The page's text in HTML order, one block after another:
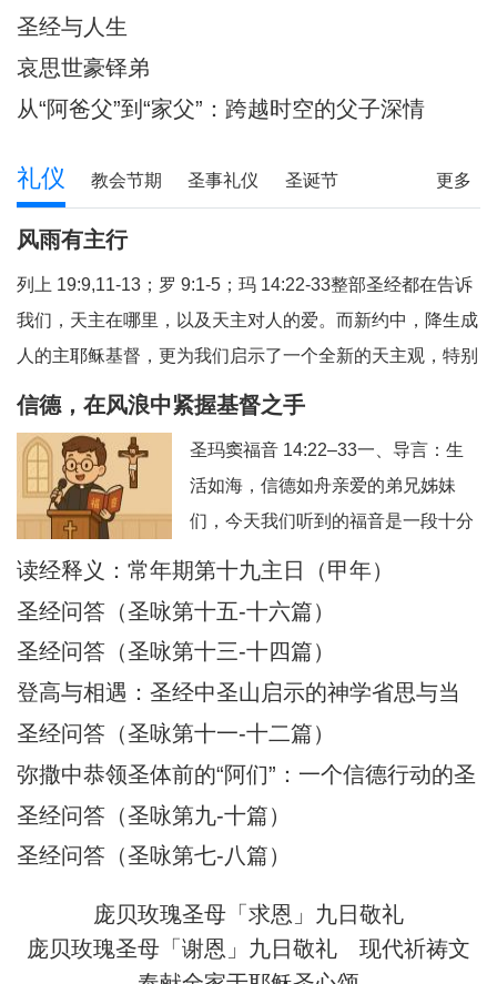
圣经与人生
哀思世豪铎弟
从“阿爸父”到“家父”：跨越时空的父子深情
更多
礼仪 教会节期 圣事礼仪 圣诞节
圣经研读
风雨有主行
列上 19:9,11-13；罗 9:1-5；玛 14:22-33整部圣经都在告诉
我们，天主在哪里，以及天主对人的爱。而新约中，降生成
人的主耶稣基督，更为我们启示了一个全新的天主观，特别
是在艰难困苦中陪伴我们的天主，我们今天从三个方面反省
（3）有主就平安。1、祈祷与生活祈祷，就
信德，在风浪中紧握基督之手
圣玛窦福音 14:22–33一、导言：生
活如海，信德如舟亲爱的弟兄姊妹
们，今天我们听到的福音是一段十分
震撼人心的经历：耶稣在海面上行
下沉，被耶稣所救。这不仅是一段神
迹，更是一幅信仰旅程的象征图画。
在这图画中，我们看到：风浪 = 生活
的试炼、恐惧、不安；船 = 教会与我
们的信仰生活；
读经释义：常年期第十九主日（甲年）
圣经问答（圣咏第十五-十六篇）
圣经问答（圣咏第十三-十四篇）
登高与相遇：圣经中圣山启示的神学省思与当
代意义
圣经问答（圣咏第十一-十二篇）
弥撒中恭领圣体前的“阿们”：一个信德行动的圣
经根源与神学意蕴
圣经问答（圣咏第九-十篇）
圣经问答（圣咏第七-八篇）
庞贝玫瑰圣母「求恩」九日敬礼
庞贝玫瑰圣母「谢恩」九日敬礼
现代祈祷文